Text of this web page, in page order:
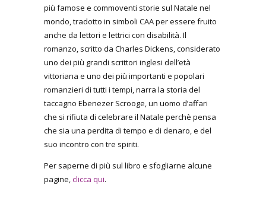
più famose e commoventi storie sul Natale nel
mondo, tradotto in simboli CAA per essere fruito
anche da lettori e lettrici con disabilità. Il
romanzo, scritto da Charles Dickens, considerato
uno dei più grandi scrittori inglesi dell’età
vittoriana e uno dei più importanti e popolari
romanzieri di tutti i tempi, narra la storia del
taccagno Ebenezer Scrooge, un uomo d’affari
che si rifiuta di celebrare il Natale perchè pensa
che sia una perdita di tempo e di denaro, e del
suo incontro con tre spiriti.
Per saperne di più sul libro e sfogliarne alcune
pagine, clicca qui.